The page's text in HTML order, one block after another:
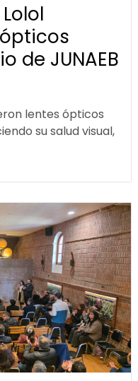
de JUNAEB
lentes ópticos
su salud visual,